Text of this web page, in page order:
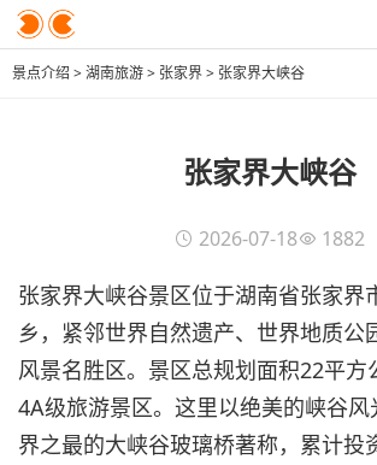
景点介绍 >湖南旅游> 张家界> 张家界大峡谷
张家界大峡谷
2026-07-18 1882
张家界大峡谷景区位于湖南省张家界
乡，紧邻世界自然遗产、世界地质公
风景名胜区。景区总规划面积22平方
4A级旅游景区。这里以绝美的峡谷
界之最的大峡谷玻璃桥著称，累计投